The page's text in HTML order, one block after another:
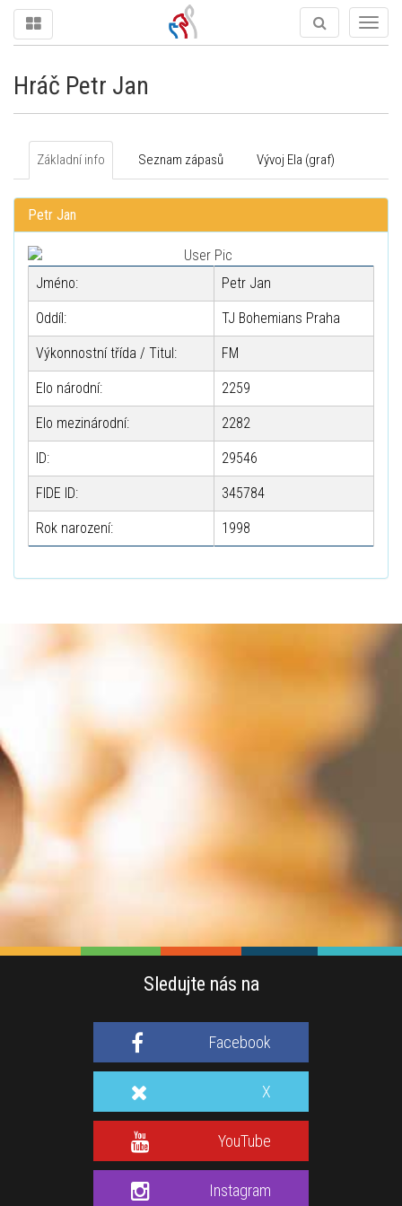
Hráč Petr Jan
Základní info Seznam zápasů Vývoj Ela (graf)
Petr Jan
Jméno: Petr Jan
Oddíl: TJ Bohemians Praha
Výkonnostní třída / Titul: FM
Elo národní: 2259
Elo mezinárodní: 2282
ID: 29546
FIDE ID: 345784
Rok narození: 1998
Sledujte nás na
Facebook
X
YouTube
Instagram